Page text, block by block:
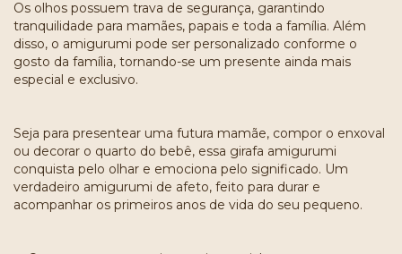
Os olhos possuem trava de segurança, garantindo
tranquilidade para mamães, papais e toda a família. Além
disso, o amigurumi pode ser personalizado conforme o
gosto da família, tornando-se um presente ainda mais
especial e exclusivo.
Seja para presentear uma futura mamãe, compor o enxoval
ou decorar o quarto do bebê, essa girafa amigurumi
conquista pelo olhar e emociona pelo significado. Um
verdadeiro amigurumi de afeto, feito para durar e
acompanhar os primeiros anos de vida do seu pequeno.